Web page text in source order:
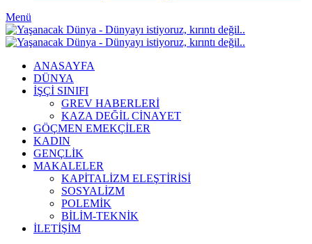
Menü
ANASAYFA
DÜNYA
İŞÇİ SINIFI
GREV HABERLERİ
KAZA DEĞİL CİNAYET
GÖÇMEN EMEKÇİLER
KADIN
GENÇLİK
MAKALELER
KAPİTALİZM ELEŞTİRİSİ
SOSYALİZM
POLEMİK
BİLİM-TEKNİK
ILETIŞIM